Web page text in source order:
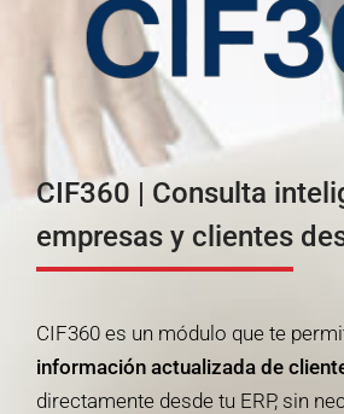
CIF360 | Consulta
empresas y clientes
CIF360 es un módulo que te
información actualizada de
directamente desde tu ERP, sin